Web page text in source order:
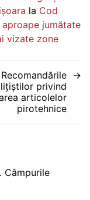
la Cod
jumătate
vizate zone
Recomandările
privind
articolelor
pirotehnice
Câmpurile